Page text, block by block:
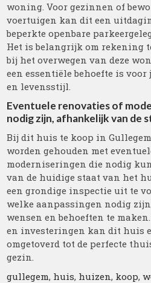
woning. Voor gezinnen of
voertuigen kan dit een
beperkte openbare
Het is belangrijk om rekening
bij het overwegen van deze
een essentiële behoefte is
en levensstijl.
Eventuele renovaties of
nodig zijn, afhankelijk van de
Bij dit huis te koop in
worden gehouden met
moderniseringen die nodig
van de huidige staat van het
een grondige inspectie uit te
welke aanpassingen nodig
wensen en behoeften te
en investeringen kan dit huis
omgetoverd tot de perfecte
gezin.
gullegem, huis, huizen, koop,